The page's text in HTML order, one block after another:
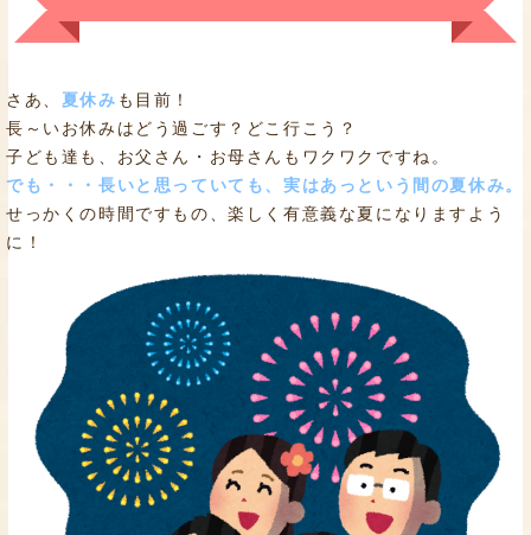
さあ、 夏休み も目前！
長～いお休みはどう過ごす？どこ行こう？
子ども達も、お父さん・お母さんもワクワクですね。
でも・・・長いと思っていても、実はあっという間の夏休み。
せっかくの時間ですもの、楽しく有意義な夏になりますよう
に！